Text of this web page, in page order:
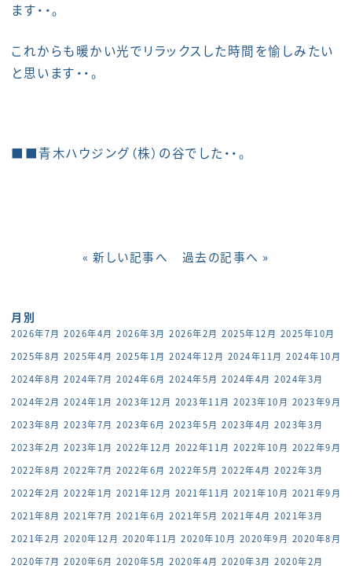
ます・・。
これからも暖かい光でリラックスした時間を愉しみたい
と思います・・。
■■青木ハウジング（株）の谷でした・・。
« 新しい記事へ 過去の記事へ »
月別
2026年7月 2026年4月 2026年3月 2026年2月 2025年12月 2025年10月
2025年8月 2025年4月 2025年1月 2024年12月 2024年11月 2024年10月
2024年8月 2024年7月 2024年6月 2024年5月 2024年4月 2024年3月
2024年2月 2024年1月 2023年12月 2023年11月 2023年10月 2023年9月
2023年8月 2023年7月 2023年6月 2023年5月 2023年4月 2023年3月
2023年2月 2023年1月 2022年12月 2022年11月 2022年10月 2022年9月
2022年8月 2022年7月 2022年6月 2022年5月 2022年4月 2022年3月
2022年2月 2022年1月 2021年12月 2021年11月 2021年10月 2021年9月
2021年8月 2021年7月 2021年6月 2021年5月 2021年4月 2021年3月
2021年2月 2020年12月 2020年11月 2020年10月 2020年9月 2020年8月
2020年7月 2020年6月 2020年5月 2020年4月 2020年3月 2020年2月